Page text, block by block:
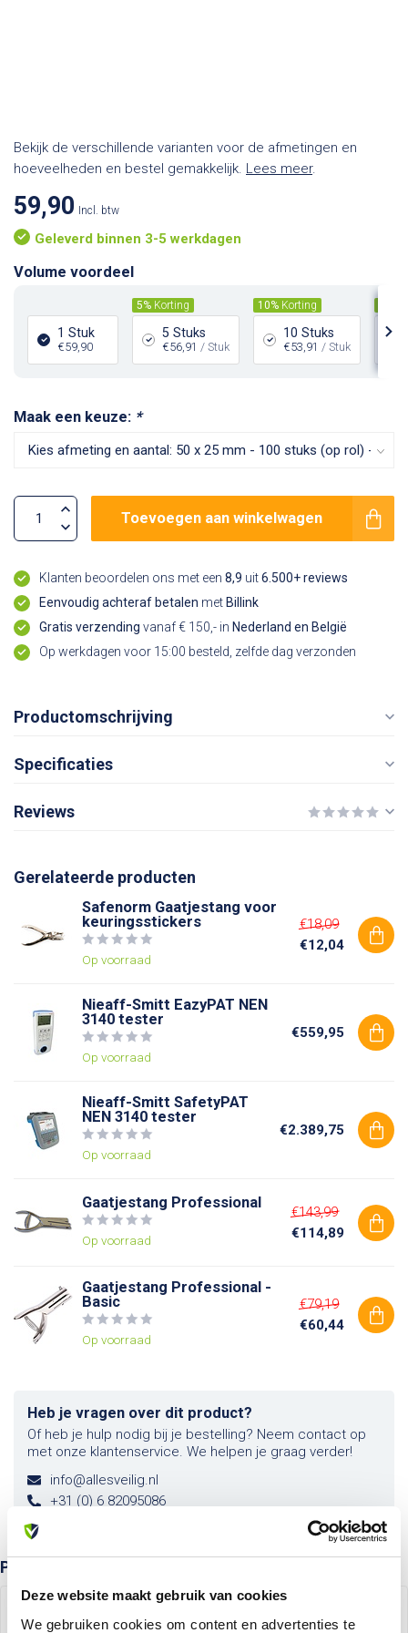
Deze website maakt gebruik van cookies
We gebruiken cookies om content en advertenties te
Bekijk de verschillende varianten voor de afmetingen en
hoeveelheden en bestel gemakkelijk. Lees meer.
59,90 Incl. btw
Geleverd binnen 3-5 werkdagen
Volume voordeel
1 Stuk
€59,90
5% Korting
5 Stuks
€56,91 / Stuk
10% Korting
10 Stuks
€53,91 / Stuk
Maak een keuze: *
Toevoegen aan winkelwagen
Klanten beoordelen ons met een 8,9 uit6.500+ reviews
Eenvoudig achteraf betalen met Billink
Gratis verzending vanaf € 150,- in Nederland en België
Op werkdagen voor 15:00 besteld, zelfde dag verzonden
Productomschrijving
Specificaties
Reviews
Gerelateerde producten
Safenorm Gaatjestang voor
keuringsstickers
Op voorraad
€18,09
€12,04
Nieaff-Smitt EazyPAT NEN
3140 tester
Op voorraad
€559,95
Nieaff-Smitt SafetyPAT
NEN 3140 tester
Op voorraad
€2.389,75
Gaatjestang Professional
Op voorraad
€143,99
€114,89
Gaatjestang Professional -
Basic
Op voorraad
€79,19
€60,44
Heb je vragen over dit product?
Of heb je hulp nodig bij je bestelling? Neem contact op
met onze klantenservice. We helpen je graag verder!
info@allesveilig.nl
+31 (0) 6 82095086
Product bundels
Gaatjestang